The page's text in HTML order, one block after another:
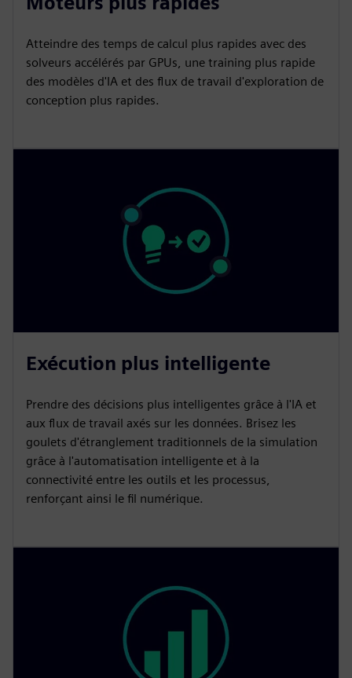
Atteindre des temps de calcul plus rapides avec des
solveurs accélérés par GPUs, une training plus rapide
des modèles d'IA et des flux de travail d'exploration de
conception plus rapides.
Exécution plus intelligente
Prendre des décisions plus intelligentes grâce à l'IA et
aux flux de travail axés sur les données. Brisez les
goulets d'étranglement traditionnels de la simulation
grâce à l'automatisation intelligente et à la
connectivité entre les outils et les processus,
renforçant ainsi le fil numérique.